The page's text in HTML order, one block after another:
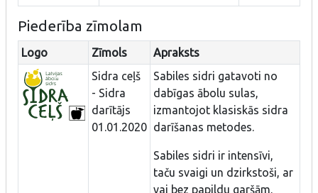
Piederība zīmolam
Logo Zīmols
Apraksts
Sidra ceļš
- Sidra
darītājs
01.01.2020
Sabiles sidri gatavoti no
dabīgas ābolu sulas,
izmantojot klasiskās sidra
darīšanas metodes.
Sabiles sidri ir intensīvi,
taču svaigi un dzirkstoši, ar
vai bez papildu garšām.